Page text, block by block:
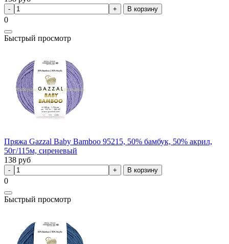
В корзину
0
Быстрый просмотр
Пряжа Gazzal Baby Bamboo 95215, 50% бамбук, 50% акрил,
50г/115м, сиреневый
138 руб
В корзину
0
Быстрый просмотр